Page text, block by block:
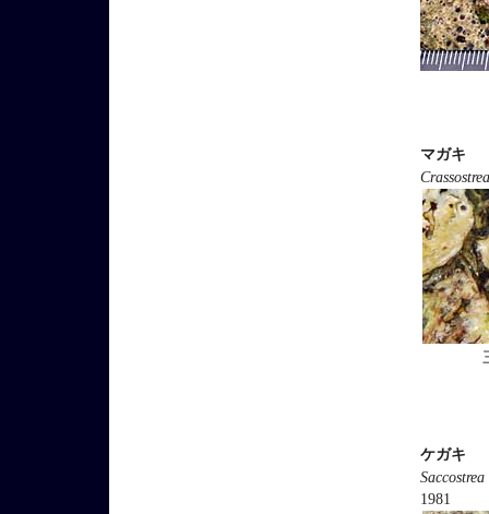
マガキ
ケガキ
1981